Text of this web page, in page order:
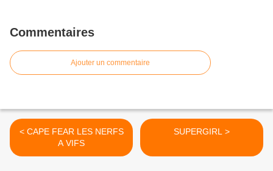
Commentaires
Ajouter un commentaire
< CAPE FEAR LES NERFS
A VIFS
SUPERGIRL >